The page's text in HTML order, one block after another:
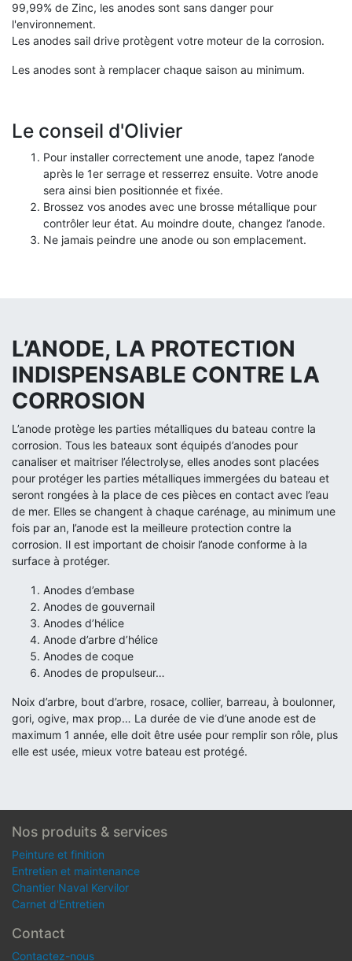
99,99% de Zinc, les anodes sont sans danger pour
l'environnement.
Les anodes sail drive protègent votre moteur de la corrosion.
Les anodes sont à remplacer chaque saison au minimum.
Le conseil d'Olivier
Pour installer correctement une anode, tapez l’anode
après le 1er serrage et resserrez ensuite. Votre anode
sera ainsi bien positionnée et fixée.
Brossez vos anodes avec une brosse métallique pour
contrôler leur état. Au moindre doute, changez l’anode.
Ne jamais peindre une anode ou son emplacement.
L’ANODE, LA PROTECTION
INDISPENSABLE CONTRE LA
CORROSION
L’anode protège les parties métalliques du bateau contre la
corrosion. Tous les bateaux sont équipés d’anodes pour
canaliser et maitriser l’électrolyse, elles anodes sont placées
pour protéger les parties métalliques immergées du bateau et
seront rongées à la place de ces pièces en contact avec l’eau
de mer. Elles se changent à chaque carénage, au minimum une
fois par an, l’anode est la meilleure protection contre la
corrosion. Il est important de choisir l’anode conforme à la
surface à protéger.
Anodes d’embase
Anodes de gouvernail
Anodes d’hélice
Anode d’arbre d’hélice
Anodes de coque
Anodes de propulseur…
Noix d’arbre, bout d’arbre, rosace, collier, barreau, à boulonner,
gori, ogive, max prop… La durée de vie d’une anode est de
maximum 1 année, elle doit être usée pour remplir son rôle, plus
elle est usée, mieux votre bateau est protégé.
Nos produits & services
Peinture et finition
Entretien et maintenance
Chantier Naval Kervilor
Carnet d'Entretien
Contact
Contactez-nous